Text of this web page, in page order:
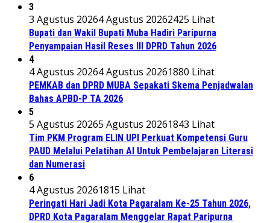
3
3 Agustus 20264 Agustus 20262425 Lihat
Bupati dan Wakil Bupati Muba Hadiri Paripurna
Penyampaian Hasil Reses III DPRD Tahun 2026
4
4 Agustus 20264 Agustus 20261880 Lihat
PEMKAB dan DPRD MUBA Sepakati Skema Penjadwalan
Bahas APBD-P TA 2026
5
5 Agustus 20265 Agustus 20261843 Lihat
Tim PKM Program ELIN UPI Perkuat Kompetensi Guru
PAUD Melalui Pelatihan AI Untuk Pembelajaran Literasi
dan Numerasi
6
4 Agustus 20261815 Lihat
Peringati Hari Jadi Kota Pagaralam Ke-25 Tahun 2026,
DPRD Kota Pagaralam Menggelar Rapat Paripurna